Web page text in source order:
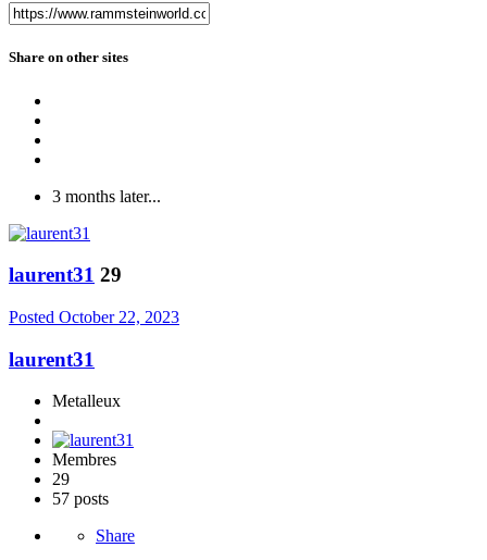
Share on other sites
3 months later...
laurent31 29
Posted October 22, 2023
laurent31
Metalleux
Membres
29
57 posts
Share